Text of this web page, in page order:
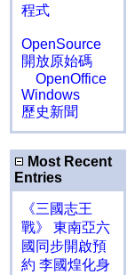
程式
OpenSource
開放原始碼
OpenOffice
Windows
歷史新聞
Most Recent
Entries
《三國志王
戰》 東南亞六
國同步開啟預
約 李國煌化身